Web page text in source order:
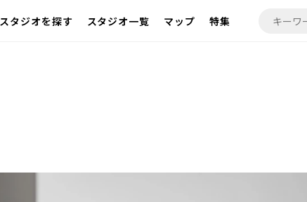
スタジオを探す
すべての選択肢からスタジオを探す
スタジオ一覧 マップ 特集